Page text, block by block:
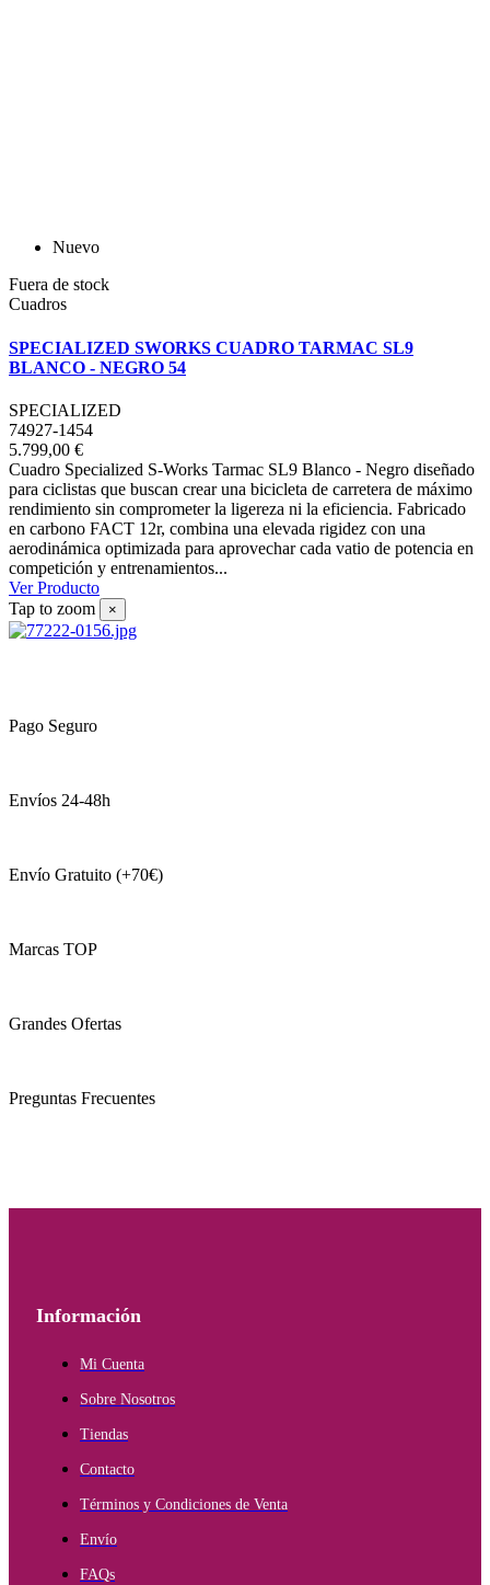
Nuevo
Fuera de stock
Cuadros
SPECIALIZED SWORKS CUADRO TARMAC SL9
BLANCO - NEGRO 54
SPECIALIZED
74927-1454
5.799,00 €
Cuadro Specialized S-Works Tarmac SL9 Blanco - Negro diseñado
para ciclistas que buscan crear una bicicleta de carretera de máximo
rendimiento sin comprometer la ligereza ni la eficiencia. Fabricado
en carbono FACT 12r, combina una elevada rigidez con una
aerodinámica optimizada para aprovechar cada vatio de potencia en
competición y entrenamientos...
Ver Producto
Tap to zoom
×
Pago Seguro
Envíos 24-48h
Envío Gratuito (+70€)
Marcas TOP
Grandes Ofertas
Preguntas Frecuentes
Información
Mi Cuenta
Sobre Nosotros
Tiendas
Contacto
Términos y Condiciones de Venta
Envío
FAQs